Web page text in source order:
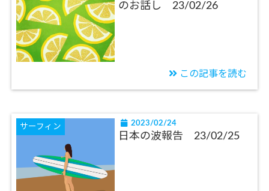
のお話し 23/02/26
この記事を読む
サーフィン 2023/02/24
日本の波報告 23/02/25